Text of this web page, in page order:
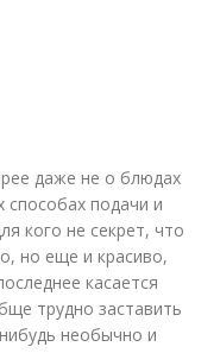
с сосисками
Блюдо из сосисок
даже не о блюдах
способах подачи и
кого не секрет, что
но еще и красиво,
касается
трудно заставить
необычно и